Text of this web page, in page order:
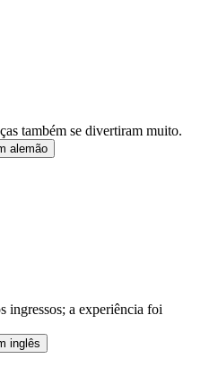
também se divertiram muito.
alemão
ingressos; a experiência foi
inglês